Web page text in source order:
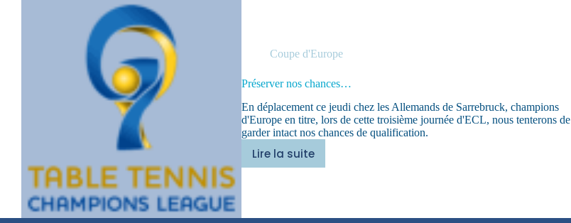
Coupe d'Europe
‌Préserver nos chances…
En déplacement ce jeudi chez les Allemands de Sarrebruck, champions
d'Europe en titre, lors de cette troisième journée d'ECL, nous tenterons de
garder intact nos chances de qualification.
Lire la suite
‌Préserver